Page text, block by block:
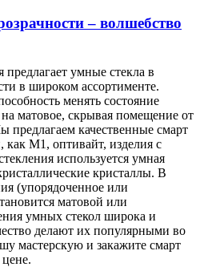
– волшебство
предлагает умные стекла в
в широком ассортименте.
менять состояние
матовое, скрывая помещение от
предлагаем качественные смарт
как М1, оптивайт, изделия с
используется умная
кристаллы. В
(упорядоченное или
матовой или
умных стекол широка и
делают их популярными во
мастерскую и закажите смарт